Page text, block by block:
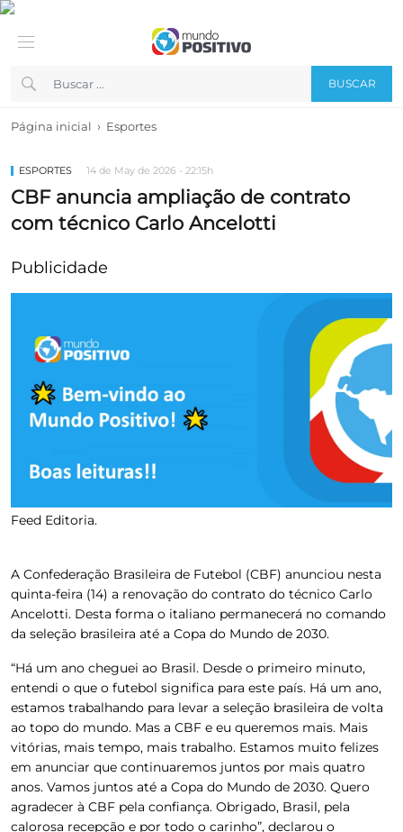
BUSCAR
Página inicial › Esportes
ESPORTES 14 de May de 2026 - 22:15h
CBF anuncia ampliação de contrato
com técnico Carlo Ancelotti
Publicidade
Feed Editoria.
A Confederação Brasileira de Futebol (CBF) anunciou nesta
quinta-feira (14) a renovação do contrato do técnico Carlo
Ancelotti. Desta forma o italiano permanecerá no comando
da seleção brasileira até a Copa do Mundo de 2030.
“Há um ano cheguei ao Brasil. Desde o primeiro minuto,
entendi o que o futebol significa para este país. Há um ano,
estamos trabalhando para levar a seleção brasileira de volta
ao topo do mundo. Mas a CBF e eu queremos mais. Mais
vitórias, mais tempo, mais trabalho. Estamos muito felizes
em anunciar que continuaremos juntos por mais quatro
anos. Vamos juntos até a Copa do Mundo de 2030. Quero
agradecer à CBF pela confiança. Obrigado, Brasil, pela
calorosa recepção e por todo o carinho”, declarou o